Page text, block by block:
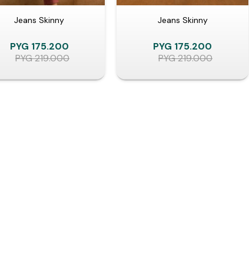
Jeans Skinny
PYG 175.200
PYG219.000
Jeans Skinny
PYG 175.200
PYG219.000